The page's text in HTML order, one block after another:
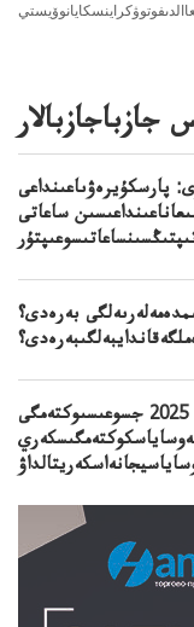
جازباجازبالار
پارسكۇيرەۋىاعىنداعى
ساعاتى
بەرەدى؟
ۋكراينا–رەسەي سوعىسى: 2025 جسوعىسىوكتەمگى